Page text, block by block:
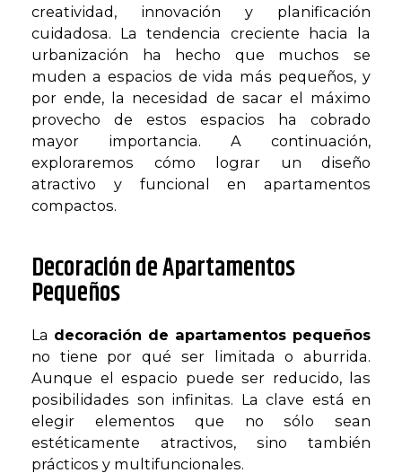
creatividad, innovación y planificación
cuidadosa. La tendencia creciente hacia la
urbanización ha hecho que muchos se
muden a espacios de vida más pequeños, y
por ende, la necesidad de sacar el máximo
provecho de estos espacios ha cobrado
mayor importancia. A continuación,
exploraremos cómo lograr un diseño
atractivo y funcional en apartamentos
compactos.
Decoración de Apartamentos
Pequeños
La decoración de apartamentos pequeños
no tiene por qué ser limitada o aburrida.
Aunque el espacio puede ser reducido, las
posibilidades son infinitas. La clave está en
elegir elementos que no sólo sean
estéticamente atractivos, sino también
prácticos y multifuncionales.